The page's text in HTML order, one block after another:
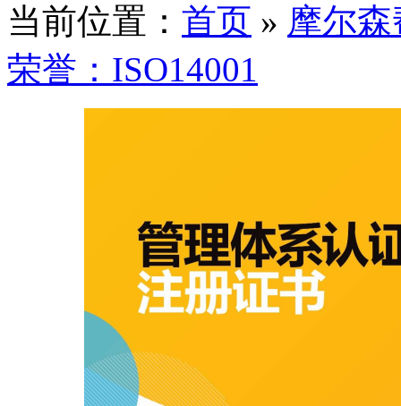
当前位置： 首页 » 摩尔
荣誉：ISO14001